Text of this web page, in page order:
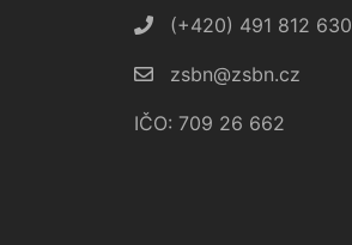
(+420) 491 812 630
zsbn@zsbn.cz
IČO: 709 26 662